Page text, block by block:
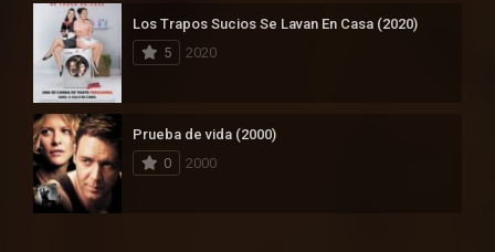
Los Trapos Sucios Se Lavan En Casa (2020)
5
2020
Prueba de vida (2000)
0
2000